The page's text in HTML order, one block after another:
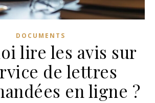
DOCUMENTS
lire les avis sur
de lettres
en ligne ?